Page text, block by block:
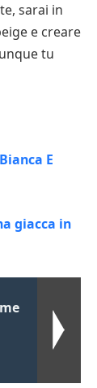
sarai in
e creare
tu
E
giacca in